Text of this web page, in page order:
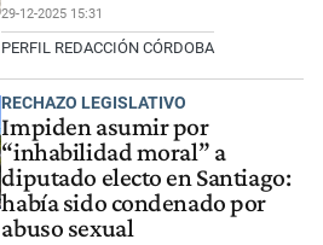
29-12-2025 15:31
PERFIL REDACCIÓN CÓRDOBA
RECHAZO LEGISLATIVO
Impiden asumir por
“inhabilidad moral” a
diputado electo en Santiago:
había sido condenado por
abuso sexual